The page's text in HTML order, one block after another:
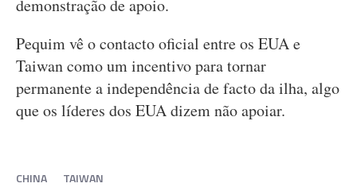
demonstração de apoio.
Pequim vê o contacto oficial entre os EUA e
Taiwan como um incentivo para tornar
permanente a independência de facto da ilha, algo
que os líderes dos EUA dizem não apoiar.
CHINA TAIWAN